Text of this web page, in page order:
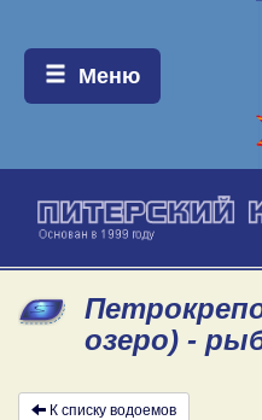
Меню:
Меню
озеро) -
К списку водоемов